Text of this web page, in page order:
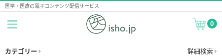
医学・医療の電子コンテンツ配信サービス
0
カテゴリー 詳細検索